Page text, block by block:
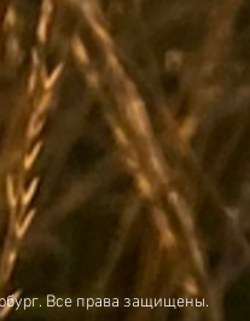
Все права защищены.